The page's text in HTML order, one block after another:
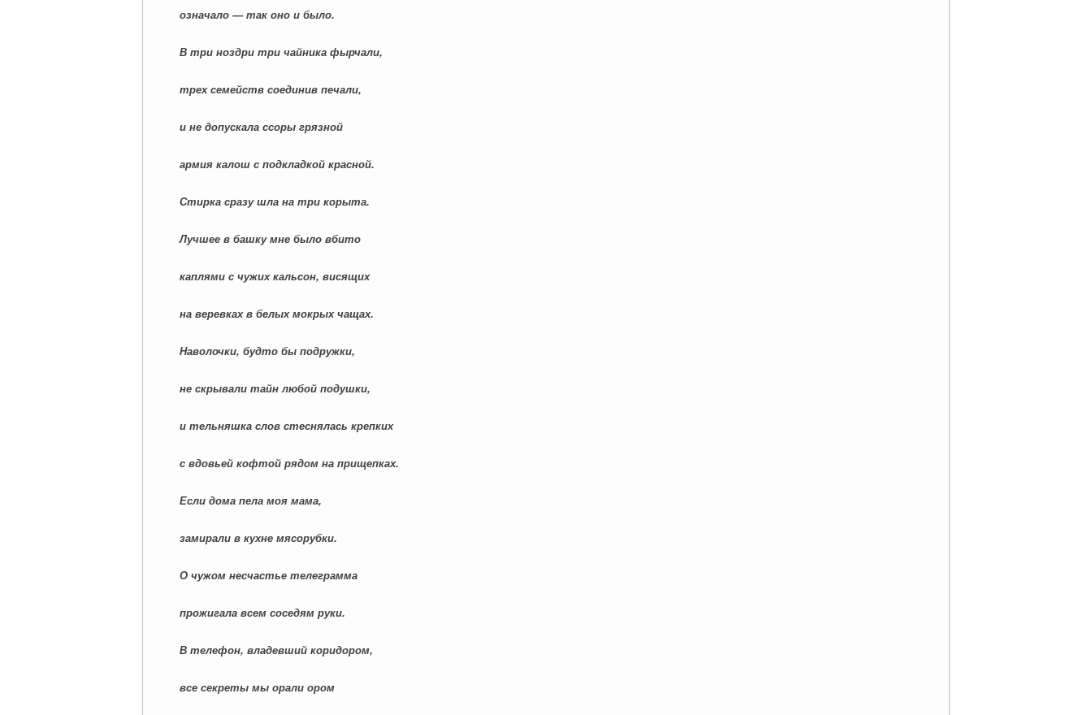
означало — так оно и было.
В три ноздри три чайника фырчали,
трех семейств соединив печали,
и не допускала ссоры грязной
армия калош с подкладкой красной.
Стирка сразу шла на три корыта.
Лучшее в башку мне было вбито
каплями с чужих кальсон, висящих
на веревках в белых мокрых чащах.
Наволочки, будто бы подружки,
не скрывали тайн любой подушки,
и тельняшка слов стеснялась крепких
с вдовьей кофтой рядом на прищепках.
Если дома пела моя мама,
замирали в кухне мясорубки.
О чужом несчастье телеграмма
прожигала всем соседям руки.
В телефон, владевший коридором,
все секреты мы орали ором